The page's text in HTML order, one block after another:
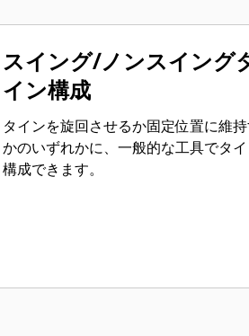
スイング/ノンスイング
イン構成
タインを旋回させるか固定位置に維
かのいずれかに、一般的な工具でタ
構成できます。